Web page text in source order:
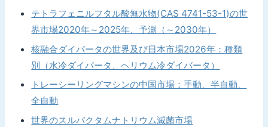
テトラフェニルフタル酸無水物(CAS 4741-53-1)の世
界市場2020年～2025年、予測（～2030年）
核融合ダイバータの世界及び日本市場2026年：種類
別（水冷ダイバータ、ヘリウム冷ダイバータ）
トレーシーリングマシンの中国市場：手動、半自動、
全自動
世界のスルバクタムナトリウム滅菌市場